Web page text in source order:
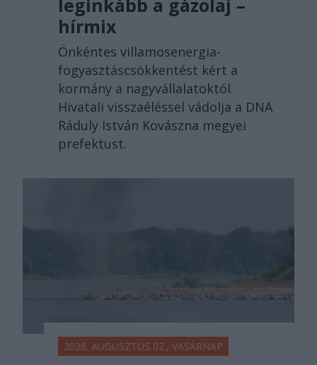
hírmix
Önkéntes villamosenergia-
fogyasztáscsökkentést kért a
kormány a nagyvállalatoktól.
Hivatali visszaéléssel vádolja a DNA
Ráduly István Kovászna megyei
prefektust.
2026. AUGUSZTUS 02., VASÁRNAP